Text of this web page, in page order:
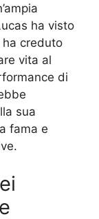
ha visto
creduto
vita al
di
sua
fama e